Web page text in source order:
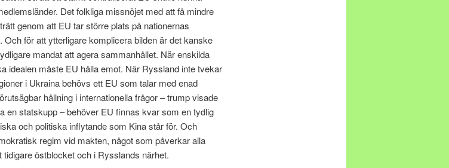
Det folkliga missnöjet med att få mindre
genom att EU tar större plats på nationernas
för att ytterligare komplicera bilden är det kanske
mandat att agera sammanhållet. När enskilda
idealen måste EU hålla emot. När Ryssland inte tvekar
i Ukraina behövs ett EU som talar med enad
hållning i internationella frågor – trump visade
en statskupp – behöver EU finnas kvar som en tydlig
och politiska inflytande som Kina står för. Och
regim vid makten, något som påverkar alla
tidigare östblocket och i Rysslands närhet.